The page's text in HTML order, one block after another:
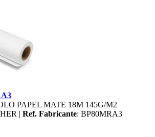
PAPEL MATE 18M 145G/M2
| Ref. Fabricante: BP80MRA3